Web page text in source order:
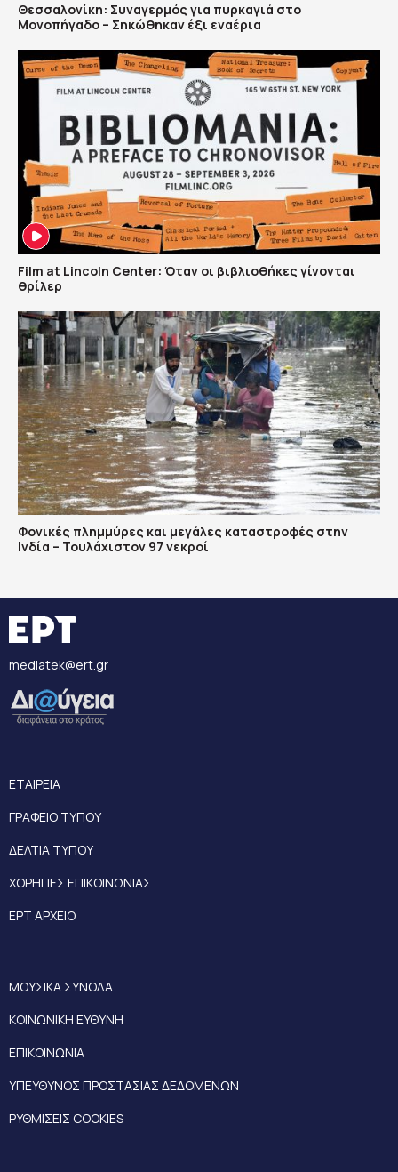
Θεσσαλονίκη: Συναγερμός για πυρκαγιά στο
Μονοπήγαδο – Σηκώθηκαν έξι εναέρια
Film at Lincoln Center: Όταν οι βιβλιοθήκες γίνονται
θρίλερ
Φονικές πλημμύρες και μεγάλες καταστροφές στην
Ινδία – Τουλάχιστον 97 νεκροί
mediatek@ert.gr
ΕΤΑΙΡΕΙΑ
ΓΡΑΦΕΙΟ ΤΥΠΟΥ
ΔΕΛΤΙΑ ΤΥΠΟΥ
ΧΟΡΗΓΙΕΣ ΕΠΙΚΟΙΝΩΝΙΑΣ
ΕΡΤ ΑΡΧΕΙΟ
ΜΟΥΣΙΚΑ ΣΥΝΟΛΑ
ΚΟΙΝΩΝΙΚΗ ΕΥΘΥΝΗ
ΕΠΙΚΟΙΝΩΝΙΑ
ΥΠΕΥΘΥΝΟΣ ΠΡΟΣΤΑΣΙΑΣ ΔΕΔΟΜΕΝΩΝ
ΡΥΘΜΙΣΕΙΣ COOKIES